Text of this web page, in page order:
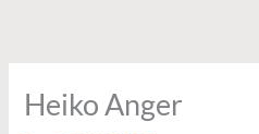
Heiko Anger